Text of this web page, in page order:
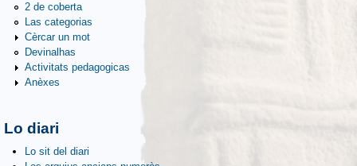
2 de coberta
Las categorias
Cèrcar un mot
Devinalhas
Activitats pedagogicas
Anèxes
Lo diari
Lo sit del diari